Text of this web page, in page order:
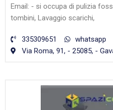
Email: - si occupa di pulizia
tombini, Lavaggio scarichi,
335309651
whatsapp
Via Roma, 91, - 25085, -